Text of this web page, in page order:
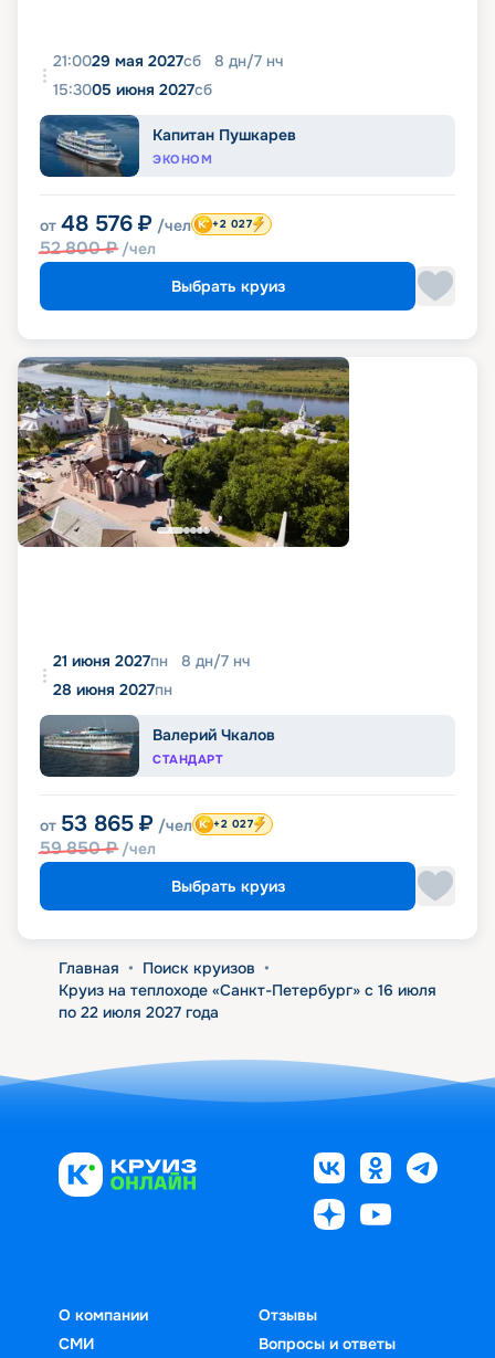
21:0029 мая 2027сб 8 дн/7 нч
15:3005 июня 2027сб
Капитан Пушкарев
ЭКОНОМ
от 48 576 ₽ /чел
52 800₽ /чел
+2 027
Выбрать круиз
21 июня 2027пн 8 дн/7 нч
28 июня 2027пн
Валерий Чкалов
СТАНДАРТ
от 53 865 ₽ /чел
59 850₽ /чел
+2 027
Выбрать круиз
Главная • Поиск круизов •
Круиз на теплоходе «Санкт-Петербург» с 16 июля
по 22 июля 2027 года
О компании
СМИ
Отзывы
Вопросы и ответы